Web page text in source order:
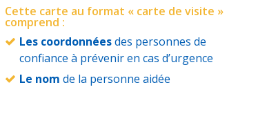
Cette carte au format « carte de visite »
comprend :
Les coordonnéesdes personnes de
confiance à prévenir en cas d’urgence
Le nom de la personne aidée